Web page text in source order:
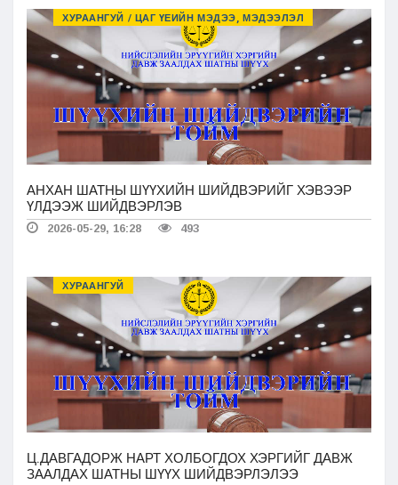
ХУРААНГУЙ / ЦАГ ҮЕИЙН МЭДЭЭ, МЭДЭЭЛЭЛ
АНХАН ШАТНЫ ШҮҮХИЙН ШИЙДВЭРИЙГ ХЭВЭЭР
ҮЛДЭЭЖ ШИЙДВЭРЛЭВ
2026-05-29, 16:28 493
ХУРААНГУЙ
Ц.ДАВГАДОРЖ НАРТ ХОЛБОГДОХ ХЭРГИЙГ ДАВЖ
ЗААЛДАХ ШАТНЫ ШҮҮХ ШИЙДВЭРЛЭЛЭЭ